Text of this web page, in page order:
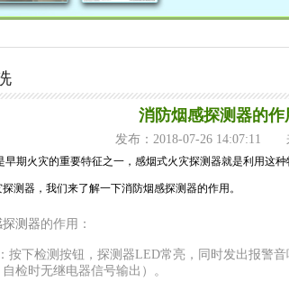
消防烟感探测器的作
发布：2018-07-26 14:07:11
火灾的重要特征之一，感烟式火灾探测器就是利用这种
测器，我们来了解一下消防烟感探测器的作用。
测器的作用：
下检测按钮，探测器LED常亮，同时发出报警音
检时无继电器信号输出）。